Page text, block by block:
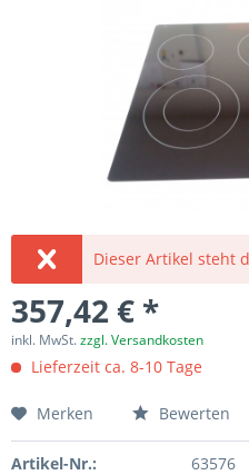
Dieser Artikel steht
357,42 € *
inkl. MwSt.zzgl. Versandkosten
Lieferzeit ca. 8-10 Tage
Merken Bewerten
Artikel-Nr.: 63576